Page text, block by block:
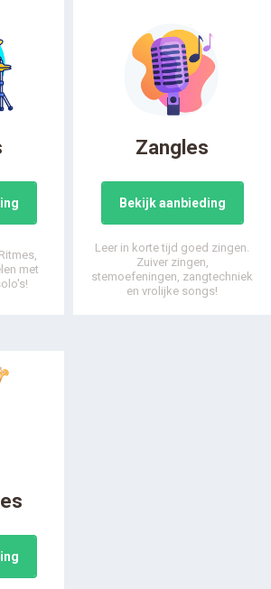
met
Zangles
Bekijk aanbieding
Leer in korte tijd goed zingen.
Zuiver zingen,
stemoefeningen, zangtechniek
en vrolijke songs!